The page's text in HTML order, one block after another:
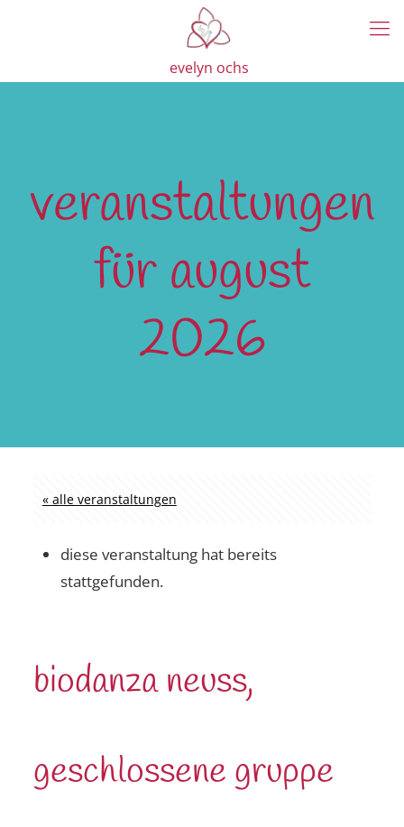
evelyn ochs
veranstaltungen
für august
2026
« alle veranstaltungen
diese veranstaltung hat bereits
stattgefunden.
biodanza neuss,
geschlossene gruppe